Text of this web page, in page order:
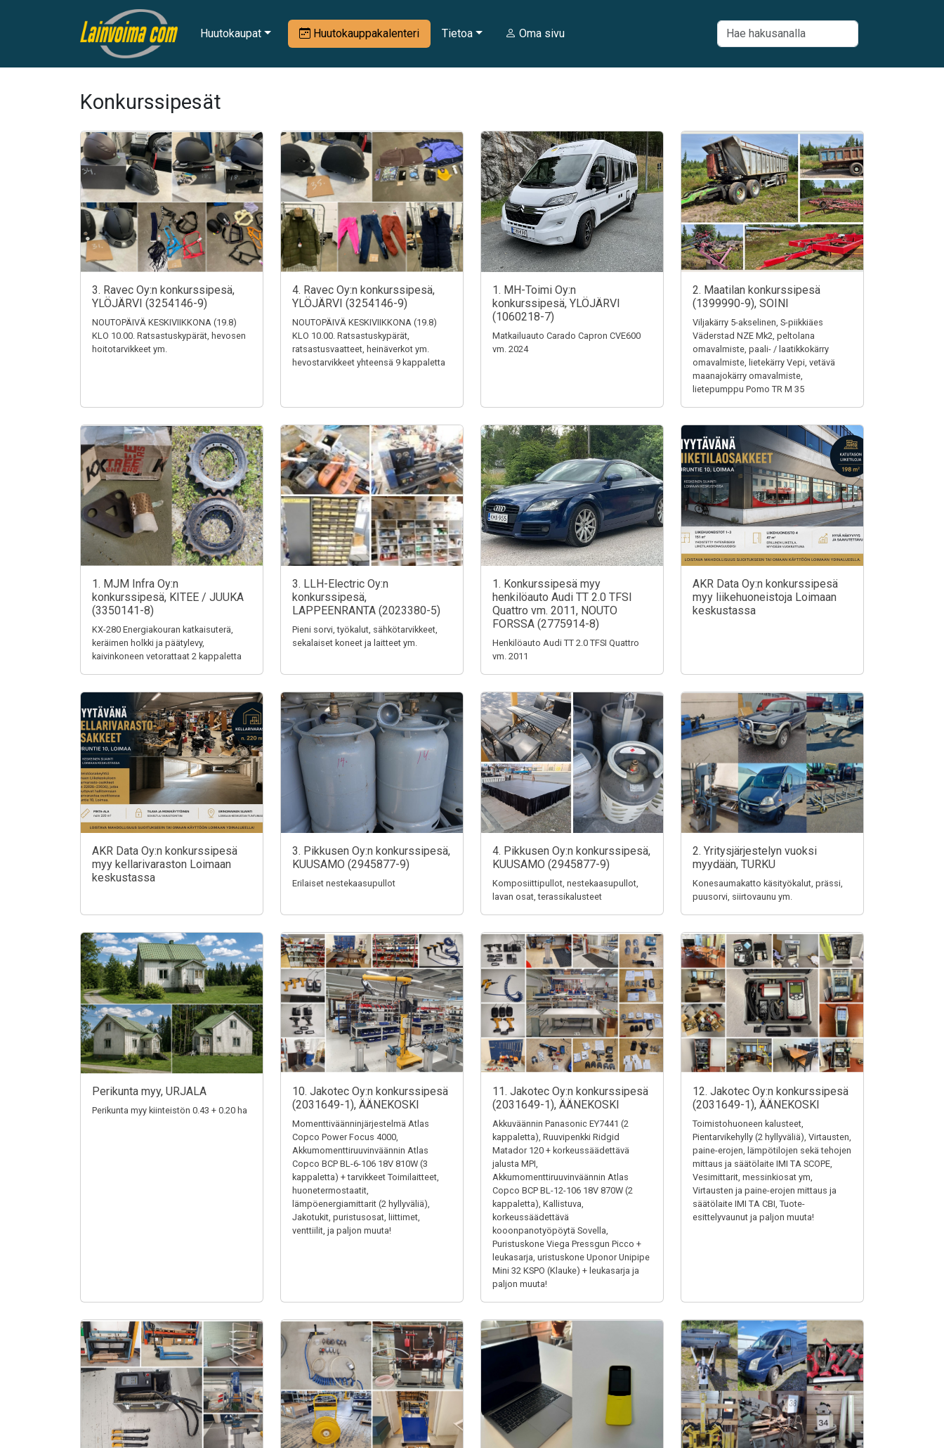
Huutokaupat Huutokauppakalenteri Tietoa Oma sivu
Konkurssipesät
3. Ravec Oy:n konkurssipesä,
YLÖJÄRVI (3254146-9)
NOUTOPÄIVÄ KESKIVIIKKONA (19.8)
KLO 10.00. Ratsastuskypärät, hevosen
hoitotarvikkeet ym.
4. Ravec Oy:n konkurssipesä,
YLÖJÄRVI (3254146-9)
NOUTOPÄIVÄ KESKIVIIKKONA (19.8)
KLO 10.00. Ratsastuskypärät,
ratsastusvaatteet, heinäverkot ym.
hevostarvikkeet yhteensä 9 kappaletta
1. MH-Toimi Oy:n
konkurssipesä, YLÖJÄRVI
(1060218-7)
Matkailuauto Carado Capron CVE600
vm. 2024
2. Maatilan konkurssipesä
(1399990-9), SOINI
Viljakärry 5-akselinen, S-piikkiäes
Väderstad NZE Mk2, peltolana
omavalmiste, paali- / laatikkokärry
omavalmiste, lietekärry Vepi, vetävä
maanajokärry omavalmiste,
lietepumppu Pomo TR M 35
1. MJM Infra Oy:n
konkurssipesä, KITEE / JUUKA
(3350141-8)
KX-280 Energiakouran katkaisuterä,
keräimen holkki ja päätylevy,
kaivinkoneen vetorattaat 2 kappaletta
3. LLH-Electric Oy:n
konkurssipesä,
LAPPEENRANTA (2023380-5)
Pieni sorvi, työkalut, sähkötarvikkeet,
sekalaiset koneet ja laitteet ym.
1. Konkurssipesä myy
henkilöauto Audi TT 2.0 TFSI
Quattro vm. 2011, NOUTO
FORSSA (2775914-8)
Henkilöauto Audi TT 2.0 TFSI Quattro
vm. 2011
AKR Data Oy:n konkurssipesä
myy liikehuoneistoja Loimaan
keskustassa
AKR Data Oy:n konkurssipesä
myy kellarivaraston Loimaan
keskustassa
3. Pikkusen Oy:n konkurssipesä,
KUUSAMO (2945877-9)
Erilaiset nestekaasupullot
4. Pikkusen Oy:n konkurssipesä,
KUUSAMO (2945877-9)
Komposiittipullot, nestekaasupullot,
lavan osat, terassikalusteet
2. Yritysjärjestelyn vuoksi
myydään, TURKU
Konesaumakatto käsityökalut, prässi,
puusorvi, siirtovaunu ym.
Perikunta myy, URJALA
Perikunta myy kiinteistön 0.43 + 0.20 ha
10. Jakotec Oy:n konkurssipesä
(2031649-1), ÄÄNEKOSKI
Momenttiväänninjärjestelmä Atlas
Copco Power Focus 4000,
Akkumomenttiruuvinväännin Atlas
Copco BCP BL-6-106 18V 810W (3
kappaletta) + tarvikkeet Toimilaitteet,
huonetermostaatit,
lämpöenergiamittarit (2 hyllyväliä),
Jakotukit, puristusosat, liittimet,
venttiilit, ja paljon muuta!
11. Jakotec Oy:n konkurssipesä
(2031649-1), ÄÄNEKOSKI
Akkuväännin Panasonic EY7441 (2
kappaletta), Ruuvipenkki Ridgid
Matador 120 + korkeussäädettävä
jalusta MPI,
Akkumomenttiruuvinväännin Atlas
Copco BCP BL-12-106 18V 870W (2
kappaletta), Kallistuva,
korkeussäädettävä
kooonpanotyöpöytä Sovella,
Puristuskone Viega Pressgun Picco +
leukasarja, uristuskone Uponor Unipipe
Mini 32 KSPO (Klauke) + leukasarja ja
paljon muuta!
12. Jakotec Oy:n konkurssipesä
(2031649-1), ÄÄNEKOSKI
Toimistohuoneen kalusteet,
Pientarvikehylly (2 hyllyväliä), Virtausten,
paine-erojen, lämpötilojen sekä tehojen
mittaus ja säätölaite IMI TA SCOPE,
Vesimittarit, messinkiosat ym,
Virtausten ja paine-erojen mittaus ja
säätölaite IMI TA CBI, Tuote-
esittelyvaunut ja paljon muuta!